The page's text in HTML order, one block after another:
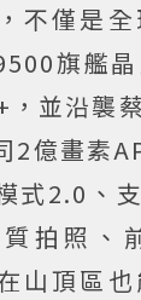
不僅是
旗艦
，並沿襲
2億畫素
式2.0、
拍照、
山頂區